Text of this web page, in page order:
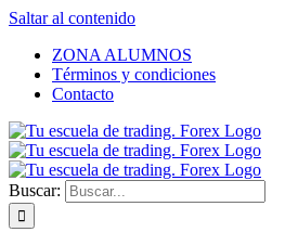
Saltar al contenido
ZONA ALUMNOS
Términos y condiciones
Contacto
Buscar: